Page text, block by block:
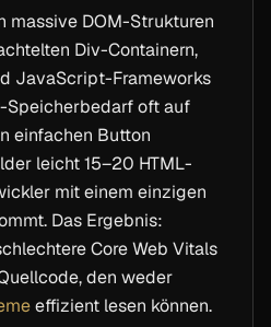
massive DOM-Strukturen
Div-Containern,
JavaScript-Frameworks
Speicherbedarf oft auf
einfachen Button
leicht 15–20 HTML-
mit einem einzigen
Das Ergebnis:
Core Web Vitals
den weder
effizient lesen können.